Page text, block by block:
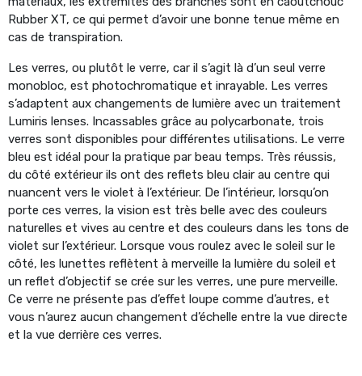
Rubber XT, ce qui permet d’avoir une bonne tenue même en
cas de transpiration.
Les verres, ou plutôt le verre, car il s’agit là d’un seul verre
monobloc, est photochromatique et inrayable. Les verres
s’adaptent aux changements de lumière avec un traitement
Lumiris lenses. Incassables grâce au polycarbonate, trois
verres sont disponibles pour différentes utilisations. Le verre
bleu est idéal pour la pratique par beau temps. Très réussis,
du côté extérieur ils ont des reflets bleu clair au centre qui
nuancent vers le violet à l’extérieur. De l’intérieur, lorsqu’on
porte ces verres, la vision est très belle avec des couleurs
naturelles et vives au centre et des couleurs dans les tons de
violet sur l’extérieur. Lorsque vous roulez avec le soleil sur le
côté, les lunettes reflètent à merveille la lumière du soleil et
un reflet d’objectif se crée sur les verres, une pure merveille.
Ce verre ne présente pas d’effet loupe comme d’autres, et
vous n’aurez aucun changement d’échelle entre la vue directe
et la vue derrière ces verres.